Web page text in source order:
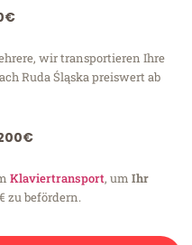
wir transportieren Ihre
Ruda Śląska preiswert ab
Klaviertransport, um Ihr
zu befördern.